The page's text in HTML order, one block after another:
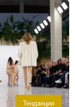
Тенданции